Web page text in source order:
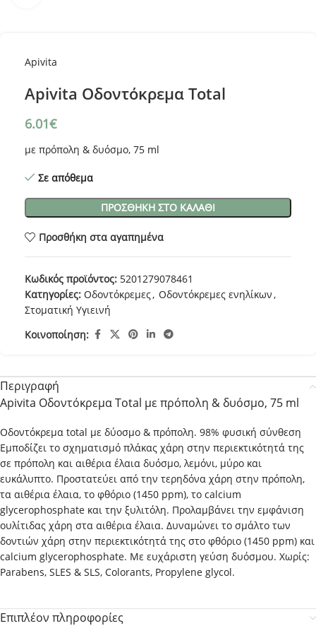
Apivita
Apivita Οδοντόκρεμα Total
6.01€
με πρόπολη & δυόσμο, 75 ml
Σε απόθεμα
ΠΡΟΣΘΉΚΗ ΣΤΟ ΚΑΛΆΘΙ
Προσθήκη στα αγαπημένα
Κωδικός προϊόντος: 5201279078461
Κατηγορίες: Οδοντόκρεμες, Οδοντόκρεμες ενηλίκων,
Στοματική Υγιεινή
Κοινοποίηση:
Περιγραφή
Apivita Οδοντόκρεμα Total με πρόπολη & δυόσμο, 75 ml
Οδοντόκρεμα total με δύοσμo & πρόπολη. 98% φυσική σύνθεση
Εμποδίζει το σχηματισμό πλάκας χάρη στην περιεκτικότητά της
σε πρόπολη και αιθέρια έλαια δυόσμο, λεμόνι, μύρο και
ευκάλυπτο. Προστατεύει από την τερηδόνα χάρη στην πρόπολη,
τα αιθέρια έλαια, το φθόριο (1450 ppm), το calcium
glycerophosphate και την ξυλιτόλη. Προλαμβάνει την εμφάνιση
ουλίτιδας χάρη στα αιθέρια έλαια. Δυναμώνει το σμάλτο των
δοντιών χάρη στην περιεκτικότητά της στο φθόριο (1450 ppm) και
calcium glycerophosphate. Mε ευχάριστη γεύση δυόσμου. Χωρίς:
Parabens, SLES & SLS, Colorants, Propylene glycol.
Επιπλέον πληροφορίες